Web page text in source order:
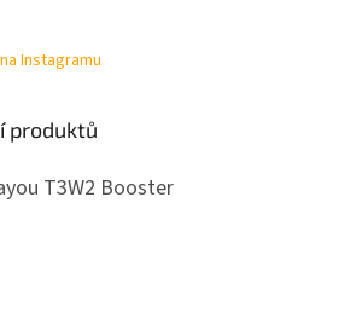
Instagramu
produktů
T3W2 Booster
je 4 z 5 hvězdiček.